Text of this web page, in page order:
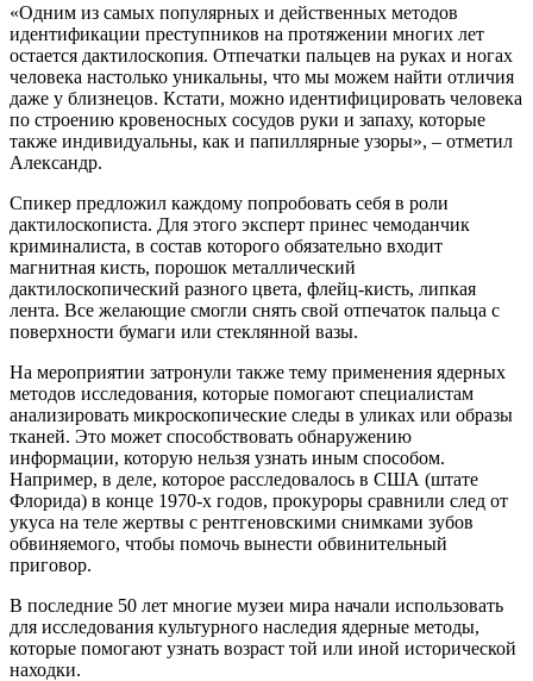
«Одним из самых популярных и действенных методов
идентификации преступников на протяжении многих лет
остается дактилоскопия. Отпечатки пальцев на руках и ногах
человека настолько уникальны, что мы можем найти отличия
даже у близнецов. Кстати, можно идентифицировать человека
по строению кровеносных сосудов руки и запаху, которые
также индивидуальны, как и папиллярные узоры», – отметил
Александр.
Спикер предложил каждому попробовать себя в роли
дактилоскописта. Для этого эксперт принес чемоданчик
криминалиста, в состав которого обязательно входит
магнитная кисть, порошок металлический
дактилоскопический разного цвета, флейц-кисть, липкая
лента. Все желающие смогли снять свой отпечаток пальца с
поверхности бумаги или стеклянной вазы.
На мероприятии затронули также тему применения ядерных
методов исследования, которые помогают специалистам
анализировать микроскопические следы в уликах или образы
тканей. Это может способствовать обнаружению
информации, которую нельзя узнать иным способом.
Например, в деле, которое расследовалось в США (штате
Флорида) в конце 1970-х годов, прокуроры сравнили след от
укуса на теле жертвы с рентгеновскими снимками зубов
обвиняемого, чтобы помочь вынести обвинительный
приговор.
В последние 50 лет многие музеи мира начали использовать
для исследования культурного наследия ядерные методы,
которые помогают узнать возраст той или иной исторической
находки.